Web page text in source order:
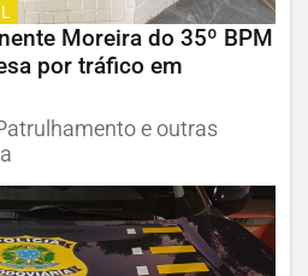
Moreira do 35º BPM
por tráfico em
e outras